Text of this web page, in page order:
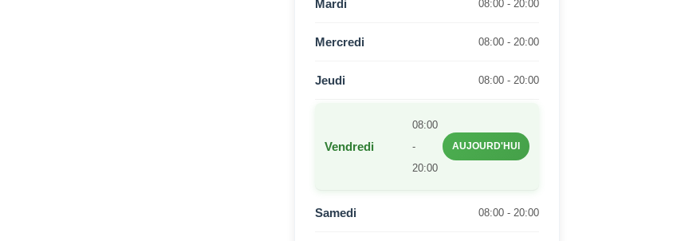
Mardi 08:00 - 20:00
Mercredi 08:00 - 20:00
Jeudi 08:00 - 20:00
Vendredi
08:00
-
20:00
AUJOURD'HUI
Samedi 08:00 - 20:00